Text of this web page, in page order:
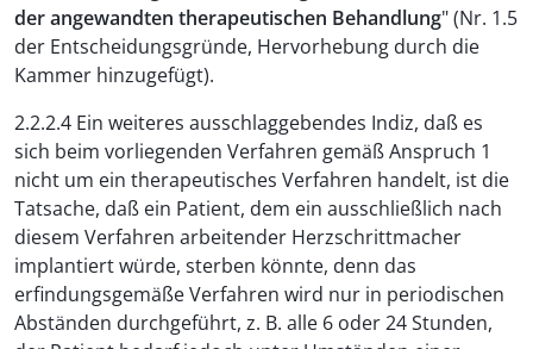
der angewandten therapeutischen Behandlung" (Nr. 1.5
der Entscheidungsgründe, Hervorhebung durch die
Kammer hinzugefügt).
2.2.2.4 Ein weiteres ausschlaggebendes Indiz, daß es
sich beim vorliegenden Verfahren gemäß Anspruch 1
nicht um ein therapeutisches Verfahren handelt, ist die
Tatsache, daß ein Patient, dem ein ausschließlich nach
diesem Verfahren arbeitender Herzschrittmacher
implantiert würde, sterben könnte, denn das
erfindungsgemäße Verfahren wird nur in periodischen
Abständen durchgeführt, z. B. alle 6 oder 24 Stunden,